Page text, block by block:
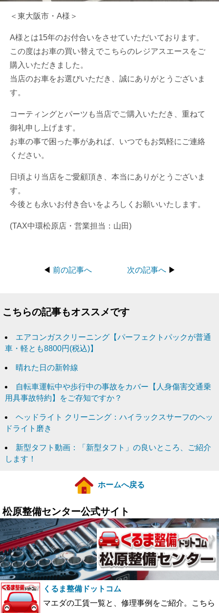
＜東大阪市・A様＞
A様とは15年のお付合いをさせていただいております。
この度はお車の買い替えでこちらのレジアスエースをご
購入いただきました。
当店のお車をお選びいただき、誠にありがとうございま
す。
コーティングとパーツも当店でご購入いただき、重ねて
御礼申し上げます。
お車の事で困った事があれば、いつでもお気軽にご連絡
ください。
日頃より当店をご愛顧頂き、本当にありがとうございま
す。
今後とも永いお付き合いをよろしくお願いいたします。
(TAX中環松原店・営業担当：山田)
◀ 前の記事へ 次の記事へ ▶
こちらの記事もオススメです
エアコンガスクリーニング【パーフェクトパックが普通
車・軽とも8800円(税込)】
晴れた日の新幹線
自転車運転中や歩行中の事故をカバー【人身傷害交通乗
用具事故特約】をご存知ですか？
ヘッドライト クリーニング：ハイラックスサーフのヘッ
ドライト磨き
新型タフト動画：「新型タフト」の良いところ、ご紹介
します！
ホームへ戻る
松原整備センター公式サイト
くるま整備ドットコム
マエダの工賃一覧と、修理事例をご紹介。こちら